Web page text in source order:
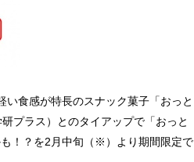
食感が特長のスナック菓子「おっと
プラス）とのタイアップで「おっと
！？を2月中旬（※）より期間限定で